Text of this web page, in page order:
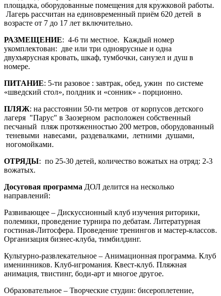
площадка, оборудованные помещения для кружковой работы.
Лагерь рассчитан на единовременный приём 620 детей в
возрасте от 7 до 17 лет включительно.
РАЗМЕЩЕНИЕ: 4-6 ти местное. Каждый номер
укомплектован: две или три одноярусные и одна
двухъярусная кровать, шкаф, тумбочки, санузел и душ в
номере.
ПИТАНИЕ: 5-ти разовое : завтрак, обед, ужин по системе
«шведский стол», полдник и «сонник» - порционно.
ПЛЯЖ: на расстоянии 50-ти метров от корпусов детского
лагеря "Парус" в Заозерном расположен собственный
песчаный пляж протяженностью 200 метров, оборудованный
теневыми навесами, раздевалками, летними душами,
ногомойками.
ОТРЯДЫ: по 25-30 детей, количество вожатых на отряд: 2-3
вожатых.
Досуговая программа ДОЛ делится на несколько
направлений:
Развивающее – Дискуссионный клуб изучения риторики,
полемики, проведение турнира по дебатам. Литературная
гостиная-Литосфера. Проведение тренингов и мастер-классов.
Организация бизнес-клуба, тимбилдинг.
Культурно-развлекательное – Анимационная программа. Клуб
именинников. Клуб-игромания. Квест-клуб. Пляжная
анимация, твистинг, боди-арт и многое другое.
Образовательное – Творческие студии: бисероплетение,